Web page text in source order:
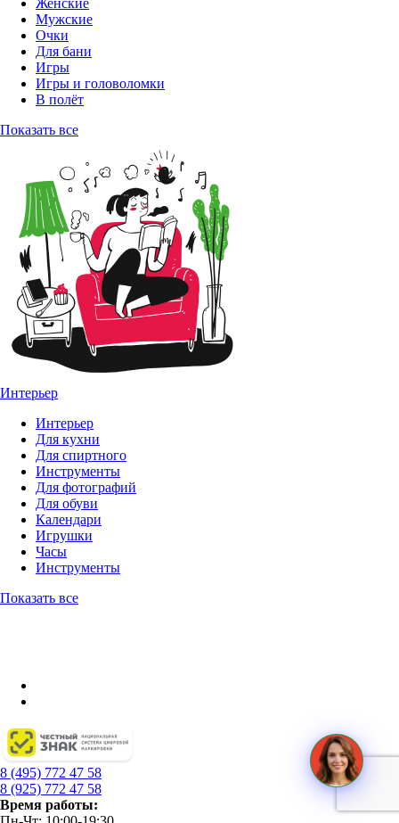
Мужские
Очки
Для бани
Игры
Игры и головоломки
В полёт
Показать все
Интерьер
Интерьер
Для кухни
Для спиртного
Инструменты
Для фотографий
Для обуви
Календари
Игрушки
Часы
Инструменты
Показать все
8 (495) 772 47 58
8 (925) 772 47 58
Время работы: